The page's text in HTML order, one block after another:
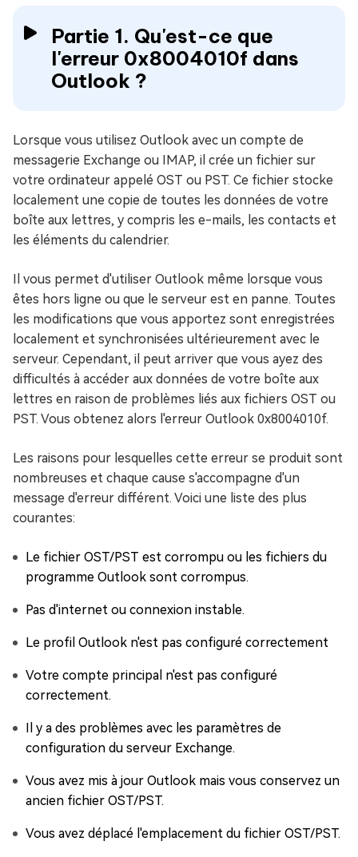
Partie 1. Qu'est-ce que
l'erreur 0x8004010f dans
Outlook ?
Lorsque vous utilisez Outlook avec un compte de
messagerie Exchange ou IMAP, il crée un fichier sur
votre ordinateur appelé OST ou PST. Ce fichier stocke
localement une copie de toutes les données de votre
boîte aux lettres, y compris les e-mails, les contacts et
les éléments du calendrier.
Il vous permet d'utiliser Outlook même lorsque vous
êtes hors ligne ou que le serveur est en panne. Toutes
les modifications que vous apportez sont enregistrées
localement et synchronisées ultérieurement avec le
serveur. Cependant, il peut arriver que vous ayez des
difficultés à accéder aux données de votre boîte aux
lettres en raison de problèmes liés aux fichiers OST ou
PST. Vous obtenez alors l'erreur Outlook 0x8004010f.
Les raisons pour lesquelles cette erreur se produit sont
nombreuses et chaque cause s'accompagne d'un
message d'erreur différent. Voici une liste des plus
courantes:
Le fichier OST/PST est corrompu ou les fichiers du
programme Outlook sont corrompus.
Pas d'internet ou connexion instable.
Le profil Outlook n'est pas configuré correctement
Votre compte principal n'est pas configuré
correctement.
Il y a des problèmes avec les paramètres de
configuration du serveur Exchange.
Vous avez mis à jour Outlook mais vous conservez un
ancien fichier OST/PST.
Vous avez déplacé l'emplacement du fichier OST/PST.